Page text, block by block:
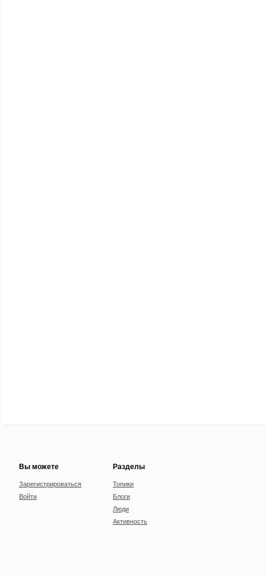
Вы можете
Зарегистрироваться
Войти
Разделы
Топики
Блоги
Люди
Активность